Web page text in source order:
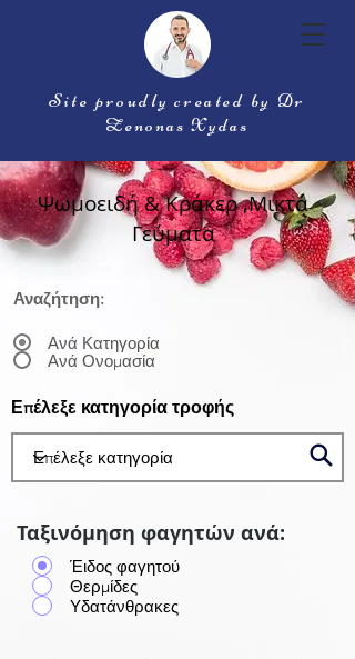
Site proudly created by Dr
Zenonas Xydas
Ψωμοειδή & Κράκερ ,Μικτά
Γεύματα
Αναζήτηση:
Ανά Κατηγορία
Ανά Ονομασία
Επέλεξε κατηγορία τροφής
Ταξινόμηση φαγητών ανά:
Έιδος φαγητού
Θερμίδες
Υδατάνθρακες